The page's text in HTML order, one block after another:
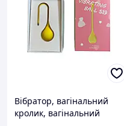
Вібратор, вагінальний
кролик, вагінальний